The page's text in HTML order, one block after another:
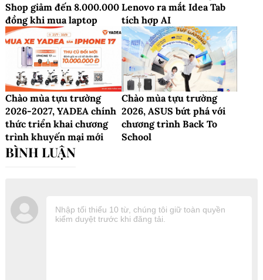
Shop giảm đến 8.000.000
đồng khi mua laptop
Lenovo ra mắt Idea Tab
tích hợp AI
Chào mùa tựu trường
2026-2027, YADEA chính
thức triển khai chương
trình khuyến mại mới
Chào mùa tựu trường
2026, ASUS bứt phá với
chương trình Back To
School